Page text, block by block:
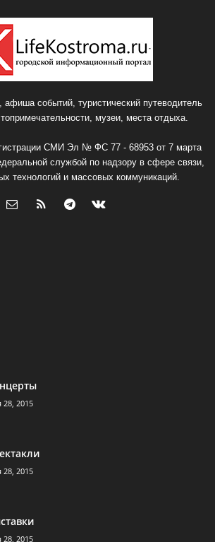
афиша событий, туристический путеводитель
музеи, места отдыха.
СМИ Эл № ФС 77 - 68953 от 7 марта
службой по надзору в сфере связи,
технологий и массовых коммуникаций.
28, 2015
28, 2015
28, 2015